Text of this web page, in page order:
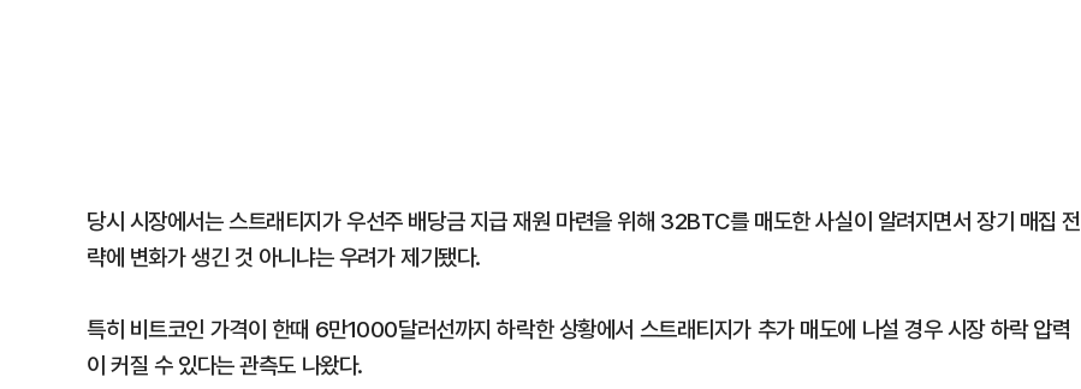
당시 시장에서는 스트래티지가 우선주 배당금 지급 재원 마련을 위해 32BTC를 매도한 사실이 알려지면서 장기 매집 전
략에 변화가 생긴 것 아니냐는 우려가 제기됐다.
특히 비트코인 가격이 한때 6만1000달러선까지 하락한 상황에서 스트래티지가 추가 매도에 나설 경우 시장 하락 압력
이 커질 수 있다는 관측도 나왔다.